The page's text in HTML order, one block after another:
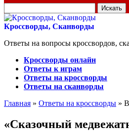
для:
Кроссворды, Сканворды
Ответы на вопросы кроссвордов,
Кроссворды онлайн
Ответы к играм
Ответы на кроссворды
Ответы на сканворды
Главная » Ответы на кроссворды »
«Сказочный